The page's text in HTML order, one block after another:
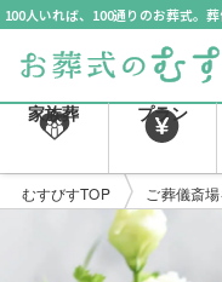
100人いれば、100通りのお葬式。
家族葬 プラン
むすびすTOP ご葬儀斎